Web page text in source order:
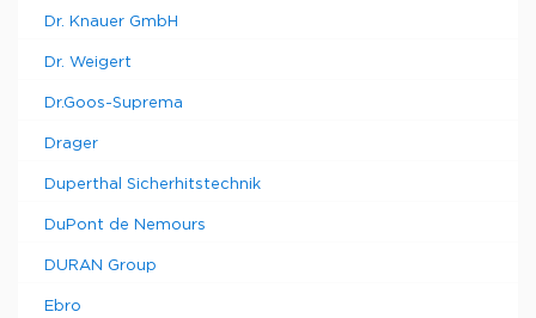
Dr. Knauer GmbH
Dr. Weigert
Dr.Goos-Suprema
Drager
Duperthal Sicherhitstechnik
DuPont de Nemours
DURAN Group
Ebro